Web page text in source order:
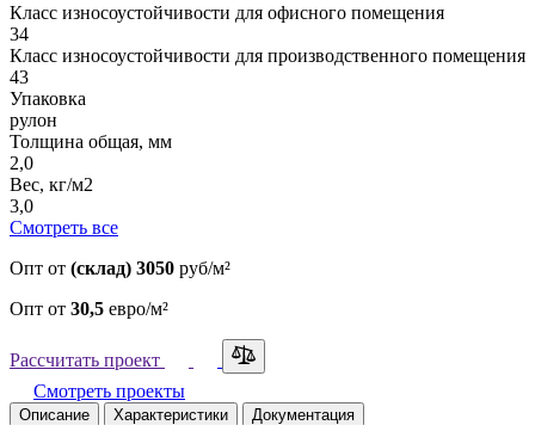
Класс износоустойчивости для офисного помещения
34
Класс износоустойчивости для производственного помещения
43
Упаковка
рулон
Толщина общая, мм
2,0
Вес, кг/м2
3,0
Смотреть все
Опт от (склад) 3050 руб/м²
Опт от 30,5 евро/м²
Рассчитать проект
Смотреть проекты
Описание Характеристики Документация